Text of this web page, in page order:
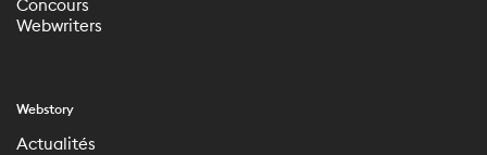
Concours
Webwriters
Webstory
Actualités